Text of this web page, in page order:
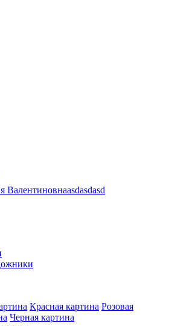
Валентиновнаasdasdasd
Красная картина Розовая
Черная картина